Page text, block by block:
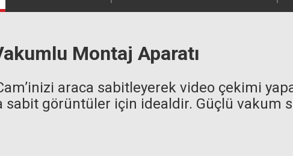
Montaj Aparatı
araca sabitleyerek video çekimi
sabit görüntüler için idealdir. Güçlü vakum